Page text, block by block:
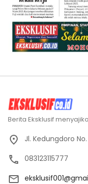
Berita Eksklusif
Jl. Kedungdoro
083123115777